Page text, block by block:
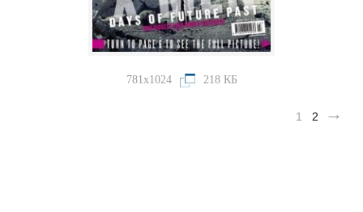
781x1024 218 КБ
1 2